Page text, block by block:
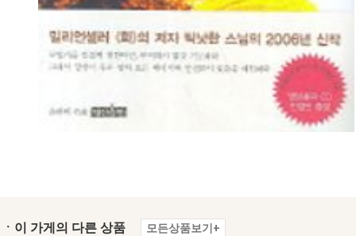
ㆍ이 가게의 다른 상품 모든상품보기+